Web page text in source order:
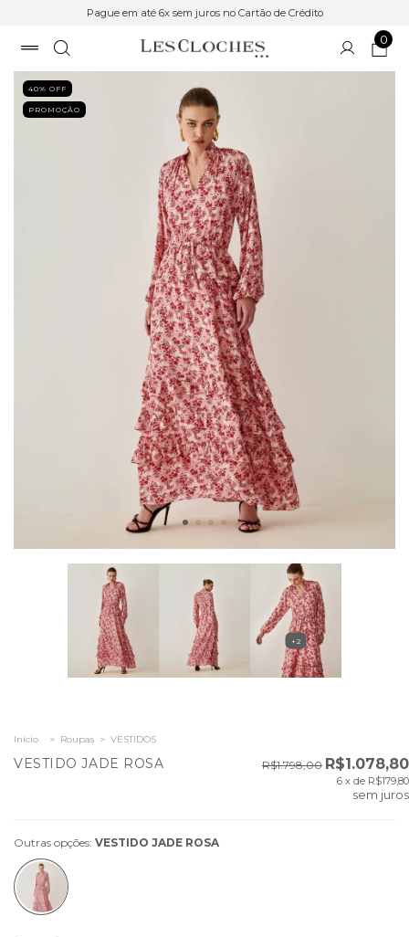
Pague em até 6x sem juros no Cartão de Crédito
0
+2
40% OFF
PROMOÇÃO
Início > Roupas > VESTIDOS
VESTIDO JADE ROSA R$1.798,00 R$1.078,80
6 x de R$179,80
sem juros
Outras opções: VESTIDO JADE ROSA